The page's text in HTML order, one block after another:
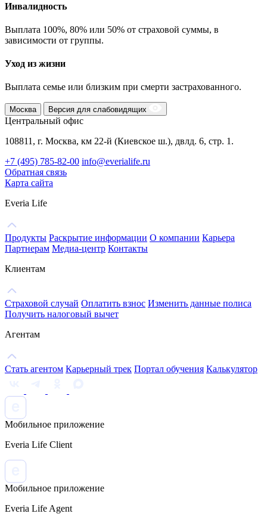
Инвалидность
Выплата 100%, 80% или 50% от страховой суммы, в
зависимости от группы.
Уход из жизни
Выплата семье или близким при смерти застрахованного.
Москва Версия для слабовидящих
Центральный офис
108811, г. Москва, км 22-й (Киевское ш.), двлд. 6, стр. 1.
+7 (495) 785-82-00 info@everialife.ru
Обратная связь
Карта сайта
Everia Life
Продукты Раскрытие информации О компании Карьера
Партнерам Медиа-центр Контакты
Клиентам
Страховой случай Оплатить взнос Изменить данные полиса
Получить налоговый вычет
Агентам
Стать агентом Карьерный трек Портал обучения Калькулятор
Мобильное приложение
Everia Life Client
Мобильное приложение
Everia Life Agent